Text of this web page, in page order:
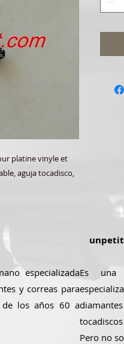
platine vinyle et
aguja tocadisco,
especializada
y correas para
de los años 60 a
Es una
Pero no